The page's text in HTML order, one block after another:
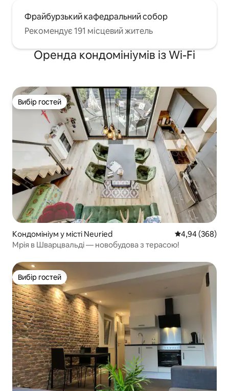
Фрайбурзький кафедральний собор
Рекомендує 191 місцевий житель
Оренда кондомініумів із Wi-Fi
Вибір гостей
Вибір гостей
Кондомініум у місті Neuried Середня
4,94 (368)
Мрія в Шварцвальді — новобудова з терасою!
Вибір гостей
Вибір гостей